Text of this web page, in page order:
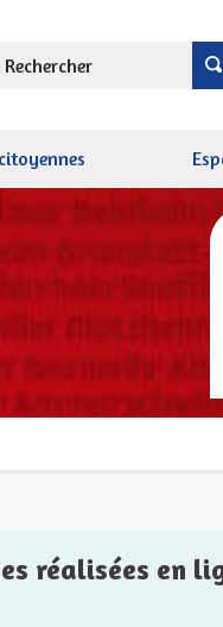
Rechercher
réalisées en